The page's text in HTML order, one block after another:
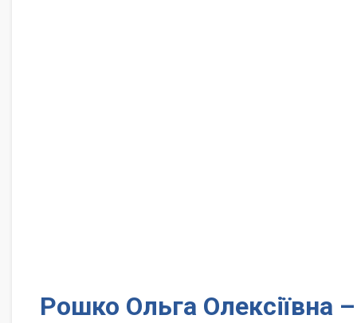
Рошко Ольга Олексіївна –